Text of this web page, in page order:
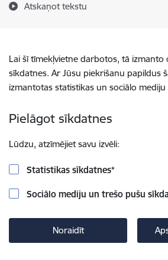
Atskaņot tekstu
Lai šī tīmekļvietne darbotos, tā izmanto
sīkdatnes. Ar Jūsu piekrišanu papildus
izmantotas statistikas un sociālo mediju
Pielāgot sīkdatnes
Lūdzu, atzīmējiet savu izvēli:
Statistikas sīkdatnes*
Sociālo mediju un trešo pušu
Noraidīt